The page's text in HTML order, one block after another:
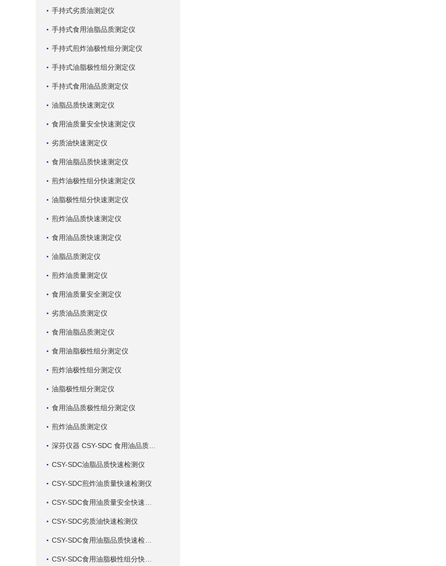
手持式劣质油测定仪
手持式食用油脂品质测定仪
手持式煎炸油极性组分测定仪
手持式油脂极性组分测定仪
手持式食用油品质测定仪
油脂品质快速测定仪
食用油质量安全快速测定仪
劣质油快速测定仪
食用油脂品质快速测定仪
煎炸油极性组分快速测定仪
油脂极性组分快速测定仪
煎炸油品质快速测定仪
食用油品质快速测定仪
油脂品质测定仪
煎炸油质量测定仪
食用油质量安全测定仪
劣质油品质测定仪
食用油脂品质测定仪
食用油脂极性组分测定仪
煎炸油极性组分测定仪
油脂极性组分测定仪
食用油品质极性组分测定仪
煎炸油品质测定仪
CSY-SDC油脂品质快速检测仪
CSY-SDC煎炸油质量快速检测仪
CSY-SDC劣质油快速检测仪